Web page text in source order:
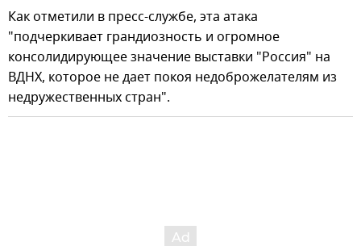
Как отметили в пресс-службе, эта атака
"подчеркивает грандиозность и огромное
консолидирующее значение выставки "Россия" на
ВДНХ, которое не дает покоя недоброжелателям из
недружественных стран".